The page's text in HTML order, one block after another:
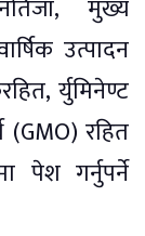
मुख्य
उत्पादन
र्युमिनेण्ट
(GMO) रहित
पेश गर्नुपर्ने